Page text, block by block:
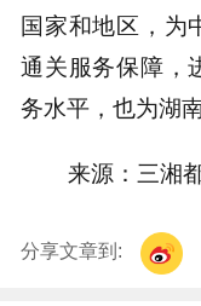
国家和地区，为
通关服务保障，
务水平，也为湖
来源：三湘
分享文章到: